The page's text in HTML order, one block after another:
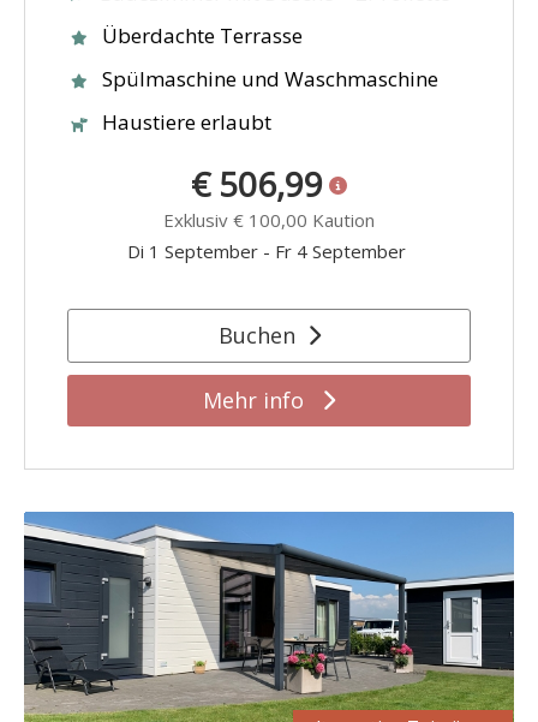
Überdachte Terrasse
Spülmaschine und Waschmaschine
Haustiere erlaubt
€ 506,99
Exklusiv € 100,00 Kaution
Di 1 September - Fr 4 September
Buchen
Mehr info